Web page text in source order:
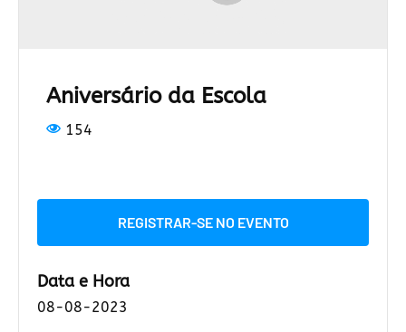
Aniversário da Escola
154
REGISTRAR-SE NO EVENTO
Data e Hora
08-08-2023